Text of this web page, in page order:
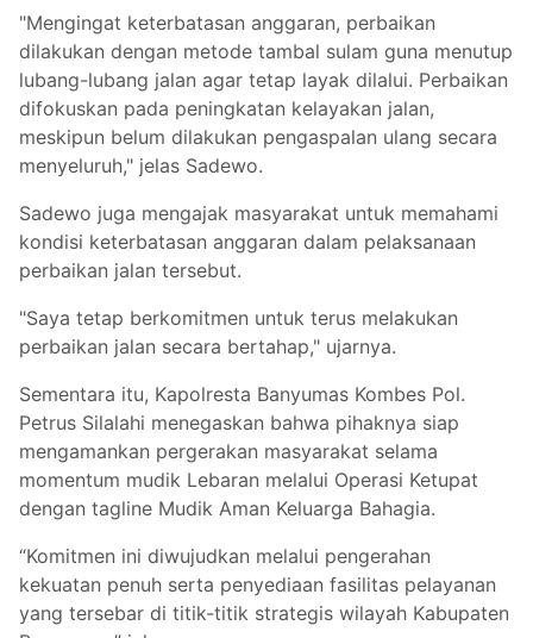
"Mengingat keterbatasan anggaran, perbaikan
dilakukan dengan metode tambal sulam guna menutup
lubang-lubang jalan agar tetap layak dilalui. Perbaikan
difokuskan pada peningkatan kelayakan jalan,
meskipun belum dilakukan pengaspalan ulang secara
menyeluruh," jelas Sadewo.
Sadewo juga mengajak masyarakat untuk memahami
kondisi keterbatasan anggaran dalam pelaksanaan
perbaikan jalan tersebut.
"Saya tetap berkomitmen untuk terus melakukan
perbaikan jalan secara bertahap," ujarnya.
Sementara itu, Kapolresta Banyumas Kombes Pol.
Petrus Silalahi menegaskan bahwa pihaknya siap
mengamankan pergerakan masyarakat selama
momentum mudik Lebaran melalui Operasi Ketupat
dengan tagline Mudik Aman Keluarga Bahagia.
“Komitmen ini diwujudkan melalui pengerahan
kekuatan penuh serta penyediaan fasilitas pelayanan
yang tersebar di titik-titik strategis wilayah Kabupaten